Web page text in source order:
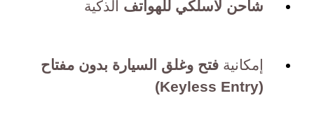
شاحن لاسلكي للهواتف الذكية
إمكانية فتح وغلق السيارة بدون مفتاح
(Keyless Entry)